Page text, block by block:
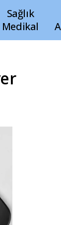
Sağlık
Medikal